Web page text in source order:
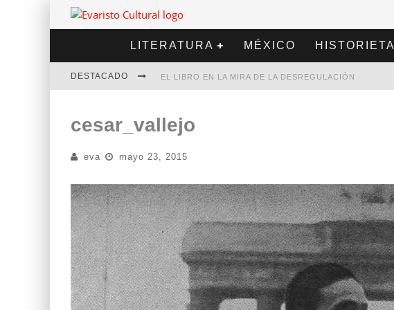
LITERATURA MÉXICO HISTORIETA
DESTACADO EL LIBRO EN LA MIRA DE LA DESREGULACIÓN
DIEGO MERET | HOTEL ACAPULCO
ALEJANDRA CORREA | LA NIEVE
cesar_vallejo
eva mayo 23, 2015